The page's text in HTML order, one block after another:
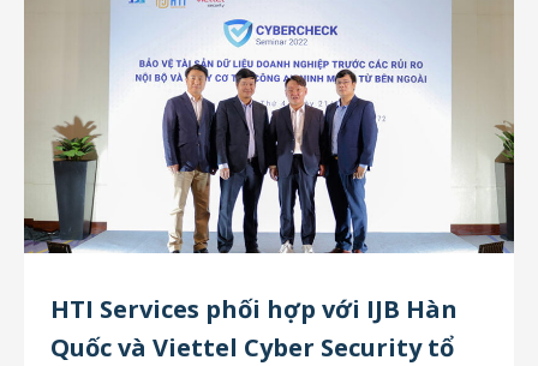
HTI Services phối hợp với IJB Hàn
Quốc và Viettel Cyber Security tổ